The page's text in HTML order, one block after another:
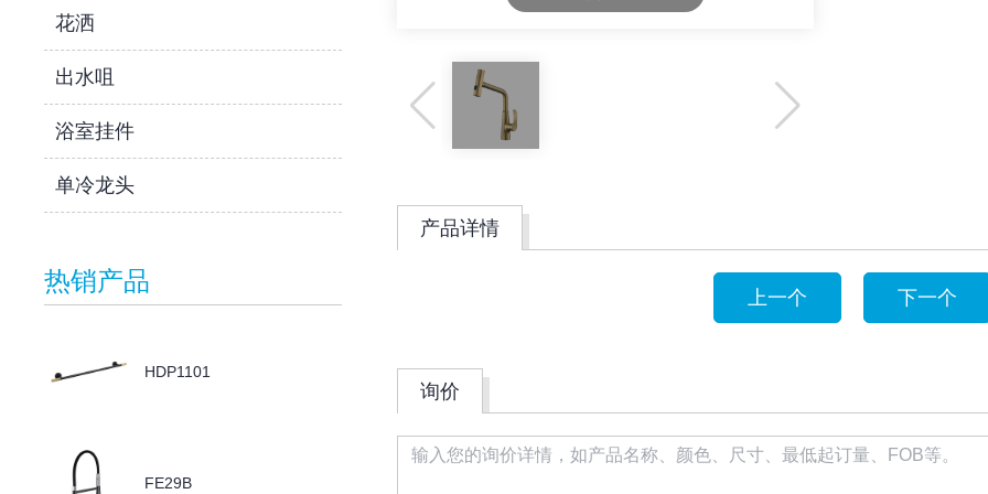
花洒
出水咀
浴室挂件
单冷龙头
热销产品
HDP1101
FE29B
产品详情
上一个 下一个
询价